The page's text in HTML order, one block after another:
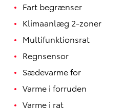
Fart begrænser
Klimaanlæg 2-zoner
Multifunktionsrat
Regnsensor
Sædevarme for
Varme i forruden
Varme i rat